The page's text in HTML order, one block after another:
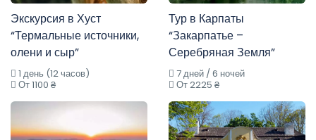
Экскурсия в Хуст
“Термальные источники,
олени и сыр”
1 день (12 часов)
От 1100 ₴
Тур в Карпаты
“Закарпатье –
Серебряная Земля”
7 дней / 6 ночей
От 2225 ₴